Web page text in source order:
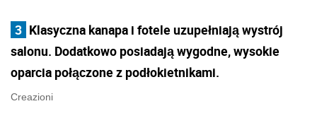
3 Klasyczna kanapa i fotele uzupełniają wystrój
salonu. Dodatkowo posiadają wygodne, wysokie
oparcia połączone z podłokietnikami.
Creazioni